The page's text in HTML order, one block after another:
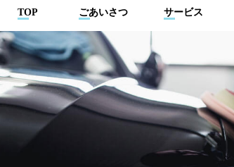
TOP ごあいさつ サービス